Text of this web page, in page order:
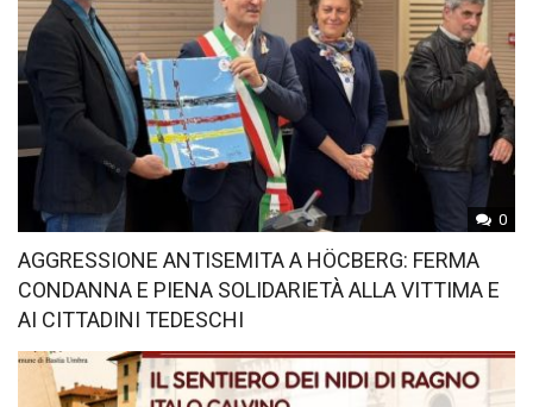
0
AGGRESSIONE ANTISEMITA A HÖCBERG: FERMA
CONDANNA E PIENA SOLIDARIETÀ ALLA VITTIMA E
AI CITTADINI TEDESCHI